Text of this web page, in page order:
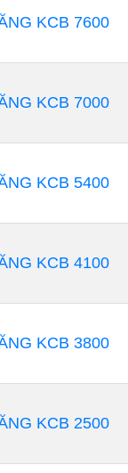
KCB 7600
KCB 7000
KCB 5400
KCB 4100
KCB 3800
KCB 2500